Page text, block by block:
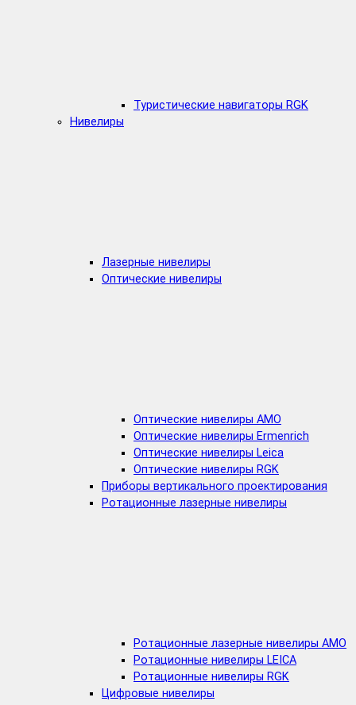
Туристические навигаторы RGK
Нивелиры
Лазерные нивелиры
Оптические нивелиры
Оптические нивелиры AMO
Оптические нивелиры Ermenrich
Оптические нивелиры Leica
Оптические нивелиры RGK
Приборы вертикального проектирования
Ротационные лазерные нивелиры
Ротационные лазерные нивелиры AMO
Ротационные нивелиры LEICA
Ротационные нивелиры RGK
Цифровые нивелиры